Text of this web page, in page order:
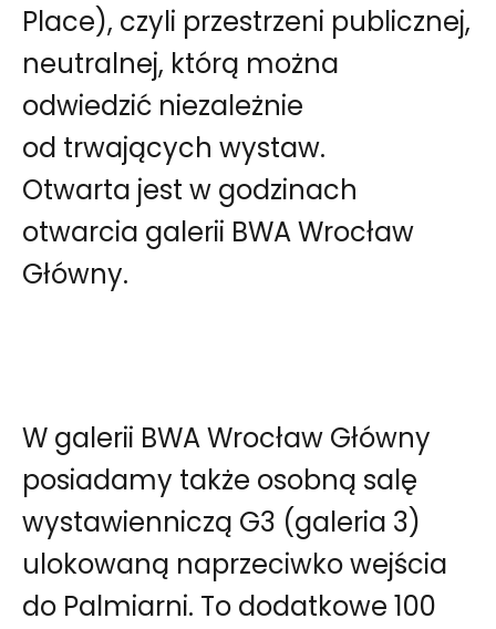
Place), czyli przestrzeni publicznej,
neutralnej, którą można
odwiedzić niezależnie
od trwających wystaw.
Otwarta jest w godzinach
otwarcia galerii BWA Wrocław
Główny.
W galerii BWA Wrocław Główny
posiadamy także osobną salę
wystawienniczą G3 (galeria 3)
ulokowaną naprzeciwko wejścia
do Palmiarni. To dodatkowe 100